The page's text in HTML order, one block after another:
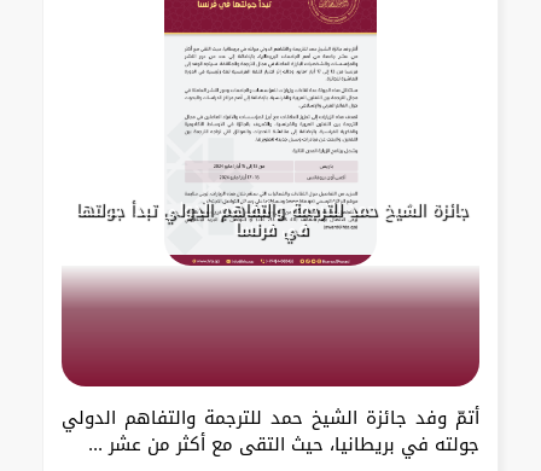
جائزة الشيخ حمد للترجمة والتفاهم الدولي تبدأ جولتها
في فرنسا
أتمّ وفد جائزة الشيخ حمد للترجمة والتفاهم الدولي
جولته في بريطانيا، حيث التقى مع أكثر من عشر ...